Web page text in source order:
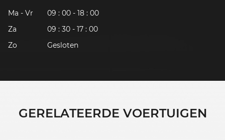
Ma - Vr
09 : 00 - 18 : 00
Za
09 : 30 - 17 : 00
Zo
Gesloten
GERELATEERDE VOERTUIGEN